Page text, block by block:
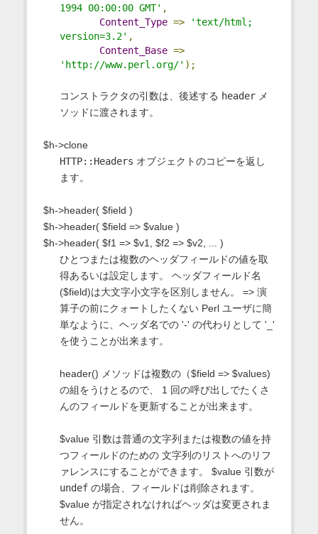
1994 00:00:00 GMT' ,
Content_Type =>
'text/html;
version=3.2' ,
Content_Base =>
'http://www.perl.org/' );
コンストラクタの引数は、後述する headerメ
ソッドに渡されます。
$h->clone
HTTP::Headers オブジェクトのコピーを返し
ます。
$h->header( $field )
$h->header( $field => $value )
$h->header( $f1 => $v1, $f2 => $v2, ... )
ひとつまたは複数のヘッダフィールドの値を取
得あるいは設定します。 ヘッダフィールド名
($field)は大文字小文字を区別しません。 => 演
算子の前にクォートしたくない Perl ユーザに簡
単なように、ヘッダ名での '-' の代わりとして '_'
を使うことが出来ます。
header() メソッドは複数の（$field => $values)
の組をうけとるので、 1 回の呼び出しでたくさ
んのフィールドを更新することが出来ます。
$value 引数は普通の文字列または複数の値を持
つフィールドのための 文字列のリストへのリフ
ァレンスにすることができます。 $value 引数が
undefの場合、フィールドは削除されます。
$value が指定されなければヘッダは変更されま
せん。